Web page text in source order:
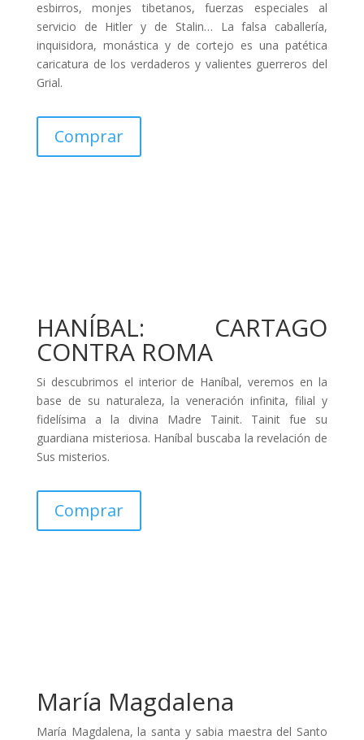
esbirros, monjes tibetanos, fuerzas especiales al
servicio de Hitler y de Stalin… La falsa caballería,
inquisidora, monástica y de cortejo es una patética
caricatura de los verdaderos y valientes guerreros del
Grial.
Comprar
HANÍBAL: CARTAGO
CONTRA ROMA
Si descubrimos el interior de Haníbal, veremos en la
base de su naturaleza, la veneración infinita, filial y
fidelísima a la divina Madre Tainit. Tainit fue su
guardiana misteriosa. Haníbal buscaba la revelación de
Sus misterios.
Comprar
María Magdalena
María Magdalena, la santa y sabia maestra del Santo